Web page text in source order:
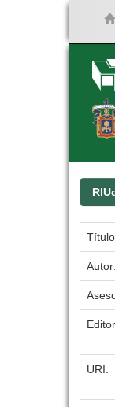
Autor:
URI: